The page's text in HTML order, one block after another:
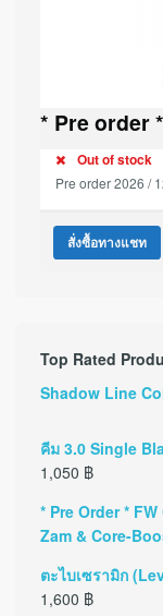
* Pre order
Out of stock
Pre order 2026 /
สั่งซื้อทางแชท
Top Rated
Shadow Line
คีม 3.0 Single
1,050 ฿
* Pre Order *
Zam & Core-
ตะไบเซรามิก
1,600 ฿